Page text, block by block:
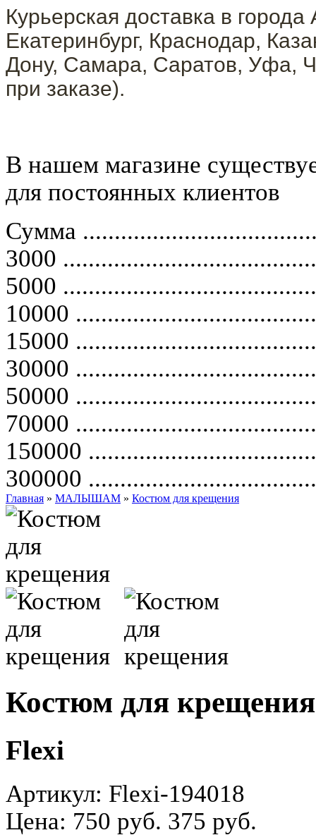
Курьерская доставка в города
Екатеринбург, Краснодар,
Дону, Самара, Саратов, Уфа,
при заказе).
В нашем магазине
для постоянных клиентов
Сумма
3000
5000
10000
15000
30000
50000
70000
150000
300000
Главная » МАЛЫШАМ » Костюм для крещения
Костюм для крещения
Flexi
Артикул: Flexi-194018
Цена: 750 руб. 375 руб.